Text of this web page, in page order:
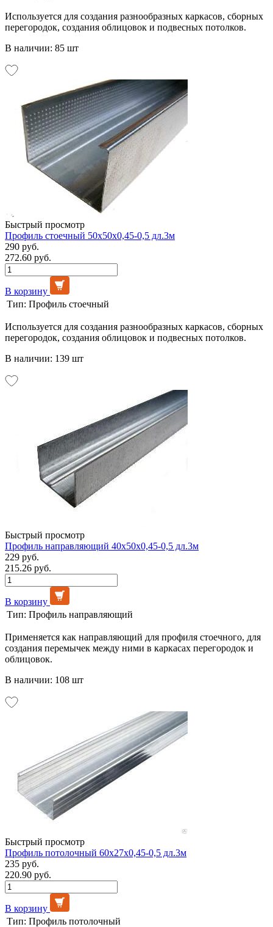
Используется для создания разнообразных каркасов, сборных
перегородок, создания облицовок и подвесных потолков.
В наличии: 85 шт
Быстрый просмотр
Профиль стоечный 50х50х0,45-0,5 дл.3м
290 руб.
272.60 руб.
В корзину
Тип: Профиль стоечный
Используется для создания разнообразных каркасов, сборных
перегородок, создания облицовок и подвесных потолков.
В наличии: 139 шт
Быстрый просмотр
Профиль направляющий 40х50х0,45-0,5 дл.3м
229 руб.
215.26 руб.
В корзину
Тип: Профиль направляющий
Применяется как направляющий для профиля стоечного, для
создания перемычек между ними в каркасах перегородок и
облицовок.
В наличии: 108 шт
Быстрый просмотр
Профиль потолочный 60х27х0,45-0,5 дл.3м
235 руб.
220.90 руб.
В корзину
Тип: Профиль потолочный